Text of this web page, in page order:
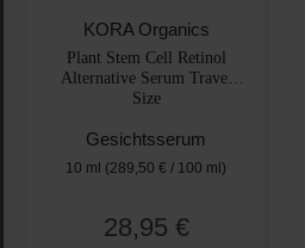
KORA Organics
Plant Stem Cell Retinol
Alternative Serum Travel
Size
Gesichtsserum
10 ml (289,50 € / 100 ml)
Regulärer Preis:
28,95 €